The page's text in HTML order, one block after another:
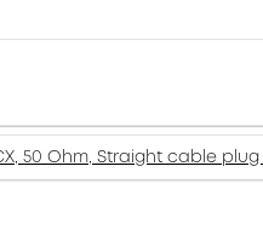
50 Ohm, Straight cable